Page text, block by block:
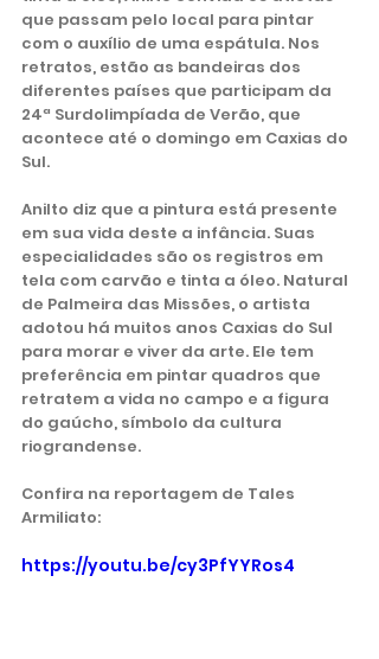
que passam pelo local para pintar
com o auxílio de uma espátula. Nos
retratos, estão as bandeiras dos
diferentes países que participam da
24ª Surdolimpíada de Verão, que
acontece até o domingo em Caxias do
Sul.
Anilto diz que a pintura está presente
em sua vida deste a infância. Suas
especialidades são os registros em
tela com carvão e tinta a óleo. Natural
de Palmeira das Missões, o artista
adotou há muitos anos Caxias do Sul
para morar e viver da arte. Ele tem
preferência em pintar quadros que
retratem a vida no campo e a figura
do gaúcho, símbolo da cultura
riograndense.
Confira na reportagem de Tales
Armiliato:
https://youtu.be/cy3PfYYRos4